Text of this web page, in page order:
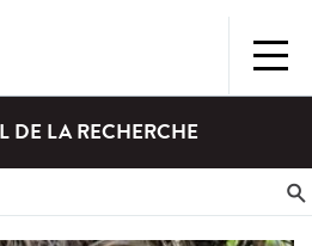
DE LA RECHERCHE